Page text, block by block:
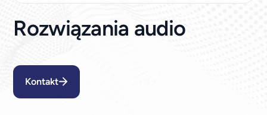
Rozwiązania audio
Kontakt